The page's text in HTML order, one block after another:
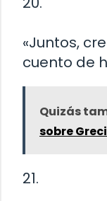
«Juntos,
cuento de
Quizás
sobre
21.